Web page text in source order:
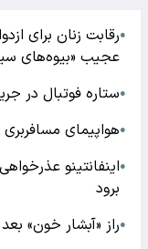
●رقابت زنان برای
عجیب «بیوه‌های
●ستاره فوتبال در
●هواپیمای
●اینفانتینو
برود
●راز «آبشار خون»